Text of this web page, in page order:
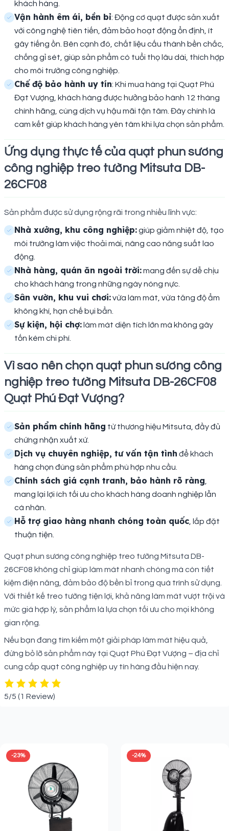
khách hàng.
Vận hành êm ái, bền bỉ: Động cơ quạt được sản xuất
với công nghệ tiên tiến, đảm bảo hoạt động ổn định, ít
gây tiếng ồn. Bên cạnh đó, chất liệu cấu thành bền chắc,
chống gỉ sét, giúp sản phẩm có tuổi thọ lâu dài, thích hợp
cho môi trường công nghiệp.
Chế độ bảo hành uy tín: Khi mua hàng tại Quạt Phú
Đạt Vượng, khách hàng được hưởng bảo hành 12 tháng
chính hãng, cùng dịch vụ hậu mãi tận tâm. Đây chính là
cam kết giúp khách hàng yên tâm khi lựa chọn sản phẩm.
Ứng dụng thực tế của quạt phun sương
công nghiệp treo tường Mitsuta DB-
26CF08
Sản phẩm được sử dụng rộng rãi trong nhiều lĩnh vực:
Nhà xưởng, khu công nghiệp:giúp giảm nhiệt độ, tạo
môi trường làm việc thoải mái, nâng cao năng suất lao
động.
Nhà hàng, quán ăn ngoài trời:mang đến sự dễ chịu
cho khách hàng trong những ngày nóng nực.
Sân vườn, khu vui chơi:vừa làm mát, vừa tăng độ ẩm
không khí, hạn chế bụi bẩn.
Sự kiện, hội chợ: làm mát diện tích lớn mà không gây
tốn kém chi phí.
Vì sao nên chọn quạt phun sương công
nghiệp treo tường Mitsuta DB-26CF08
Quạt Phú Đạt Vượng?
Sản phẩm chính hãng từ thương hiệu Mitsuta, đầy đủ
chứng nhận xuất xứ.
Dịch vụ chuyên nghiệp, tư vấn tận tình để khách
hàng chọn đúng sản phẩm phù hợp nhu cầu.
Chính sách giá cạnh tranh, bảo hành rõ ràng
mang lại lợi ích tối ưu cho khách hàng doanh nghiệp lẫn
cá nhân.
Hỗ trợ giao hàng nhanh chóng toàn quốc , lắp đặt
thuận tiện.
Quạt phun sương công nghiệp treo tường Mitsuta DB-
26CF08 không chỉ giúp làm mát nhanh chóng mà còn tiết
kiệm điện năng, đảm bảo độ bền bỉ trong quá trình sử dụng.
Với thiết kế treo tường tiện lợi, khả năng làm mát vượt trội và
mức giá hợp lý, sản phẩm là lựa chọn tối ưu cho mọi không
gian rộng.
Nếu bạn đang tìm kiếm một giải pháp làm mát hiệu quả,
đừng bỏ lỡ sản phẩm này tại Quạt Phú Đạt Vượng – địa chỉ
cung cấp quạt công nghiệp uy tín hàng đầu hiện nay.
5/5 (1 Review)
-23% -24%